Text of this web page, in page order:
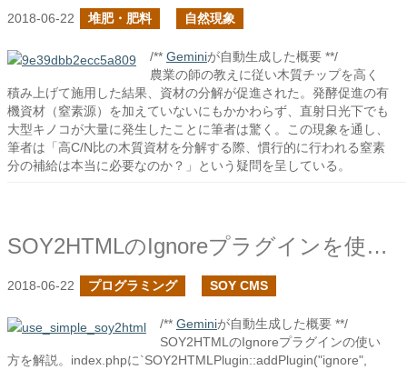
2018-06-22 堆肥・肥料 自然現象
/** Geminiが自動生成した概要 **/
農業の師の教えに従い木質チップを高く
積み上げて施用した結果、資材の分解が促進された。発酵促進の有
機資材（窒素源）を加えていないにもかかわらず、直射日光下でも
大型キノコが大量に発生したことに筆者は驚く。この現象を通し、
筆者は「高C/N比の木質資材を分解する際、慣行的に行われる窒素
分の補給は本当に必要なのか？」という疑問を呈している。
SOY2HTMLのIgnoreプラグインを使ってみる
2018-06-22 プログラミング SOY CMS
/** Geminiが自動生成した概要 **/
SOY2HTMLのIgnoreプラグインの使い
方を解説。index.phpに`SOY2HTMLPlugin::addPlugin("ignore",